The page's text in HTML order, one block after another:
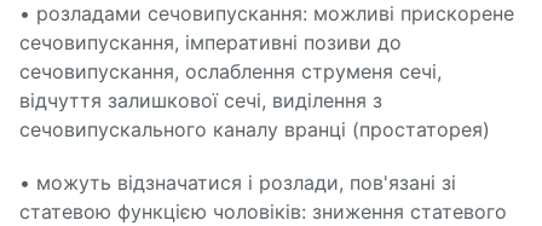
• розладами сечовипускання: можливі прискорене
сечовипускання, імперативні позиви до
сечовипускання, ослаблення струменя сечі,
відчуття залишкової сечі, виділення з
сечовипускального каналу вранці (простаторея)
• можуть відзначатися і розлади, пов'язані зі
статевою функцією чоловіків: зниження статевого